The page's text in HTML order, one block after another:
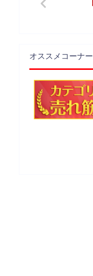
オススメコーナー